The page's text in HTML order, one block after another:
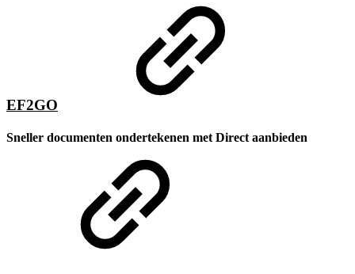
EF2GO
Sneller documenten ondertekenen met Direct aanbieden